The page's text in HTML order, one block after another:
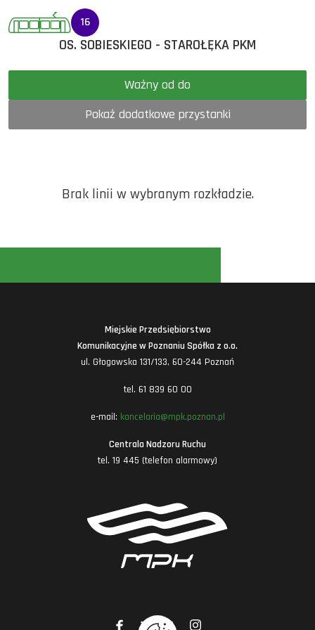
16
OS. SOBIESKIEGO - STAROŁĘKA PKM
Ważny od do
Pokaż dodatkowe przystanki
Brak linii w wybranym rozkładzie.
Miejskie Przedsiębiorstwo
Komunikacyjne w Poznaniu Spółka z o.o.
ul. Głogowska 131/133, 60-244 Poznań
tel. 61 839 60 00
e-mail: kancelaria@mpk.poznan.pl
Centrala Nadzoru Ruchu
tel. 19 445 (telefon alarmowy)